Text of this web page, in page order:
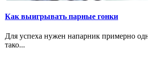
Как выигрывать парные гонки
Для успеха нужен напарник примерно
тако...